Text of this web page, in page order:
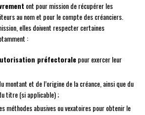
ont pour mission de récupérer les
au nom et pour le compte des créanciers.
elles doivent respecter certaines
:
préfectoralepour exercer leur
montant et de l’origine de la créance, ainsi que du
titre (si applicable) ;
méthodes abusives ou vexatoires pour obtenir le